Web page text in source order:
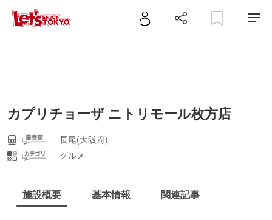
カプリチョーザ ニトリモール枚方店
長尾(大阪府)
グルメ
施設概要 基本情報 関連記事